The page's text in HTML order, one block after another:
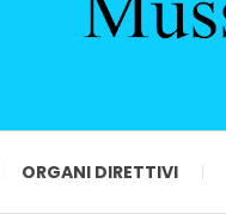
ORGANI DIRETTIVI